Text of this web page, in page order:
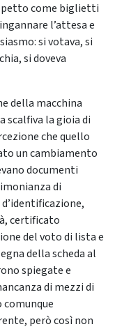
petto come biglietti
l’attesa e
si votava, si
si doveva
della macchina
scalfiva la gioia di
che quello
un cambiamento
documenti
di
certificato
del voto di lista e
della scheda al
spiegate e
di mezzi di
però così non